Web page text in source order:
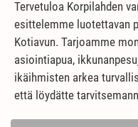
Tervetuloa Korpilahden
esittelemme luotettavan
Kotiavun. Tarjoamme
asiointiapua,
ikäihmisten arkea
että löydätte